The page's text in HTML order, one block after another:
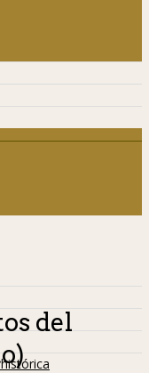
del